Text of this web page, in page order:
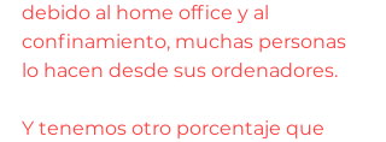
debido al home office y al
confinamiento, muchas personas
lo hacen desde sus ordenadores.
Y tenemos otro porcentaje que